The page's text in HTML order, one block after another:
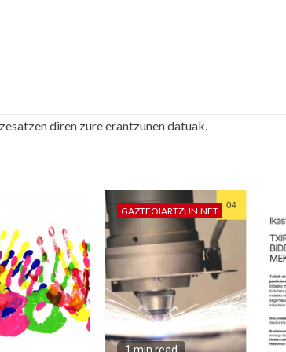
diren zure erantzunen datuak.
GAZTEOIARTZUN.NET